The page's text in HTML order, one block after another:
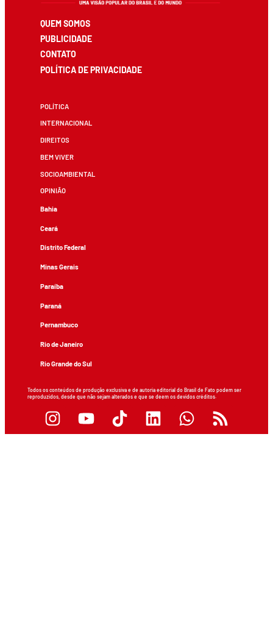
QUEM SOMOS
PUBLICIDADE
CONTATO
POLÍTICA DE PRIVACIDADE
POLÍTICA
INTERNACIONAL
DIREITOS
BEM VIVER
SOCIOAMBIENTAL
OPINIÃO
Bahia
Ceará
Distrito Federal
Minas Gerais
Paraíba
Paraná
Pernambuco
Rio de Janeiro
Rio Grande do Sul
Todos os conteúdos de produção exclusiva e de autoria editorial do Brasil de Fato podem ser
reproduzidos, desde que não sejam alterados e que se deem os devidos créditos.